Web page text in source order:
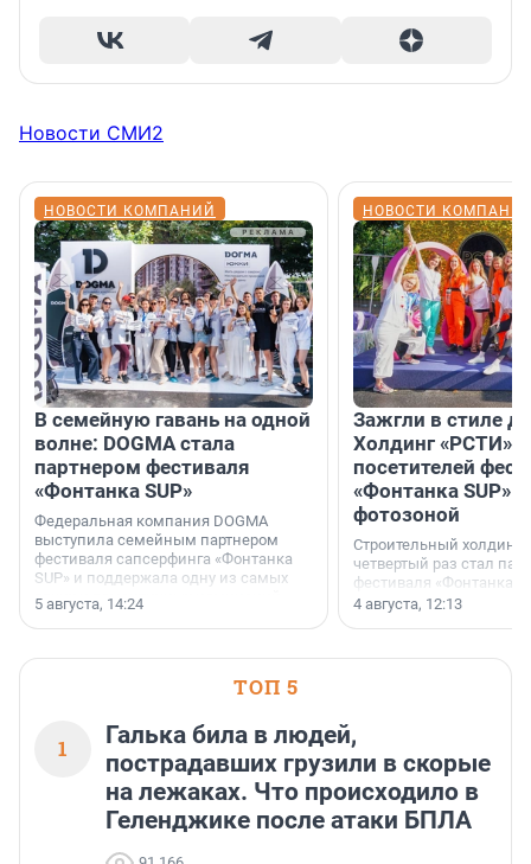
Новости СМИ2
НОВОСТИ КОМПАНИЙ
В семейную гавань на одной
волне: DOGMA стала
партнером фестиваля
«Фонтанка SUP»
Федеральная компания DOGMA
выступила семейным партнером
фестиваля сапсерфинга «Фонтанка
SUP» и поддержала одну из самых
ярких и романтичных номинаций —
«SUP-свадьба».
5 августа, 14:24
НОВОСТИ
Зажгли в стиле
Холдинг «РСТИ»
посетителей
«Фонтанка SUP»
фотозоной
Строительный холдинг
четвертый раз стал
фестиваля «Фонтанка
раз компания
посетителям
4 августа, 12:13
ТОП 5
1
Галька била в людей,
пострадавших грузили в скорые
на лежаках. Что происходило в
Геленджике после атаки БПЛА